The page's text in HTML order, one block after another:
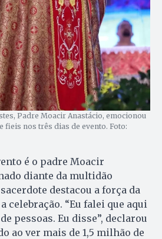
Padre Moacir Anastácio, emocionou
fieis nos três dias de evento. Foto:
é o padre Moacir
diante da multidão
destacou a força da
celebração. “Eu falei que aqui
pessoas. Eu disse”, declarou
ao ver mais de 1,5 milhão de